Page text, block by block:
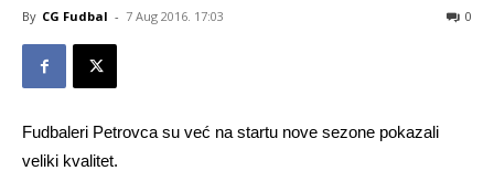
By CG Fudbal - 7 Aug 2016. 17:03 0
Fudbaleri Petrovca su već na startu nove sezone pokazali
veliki kvalitet.